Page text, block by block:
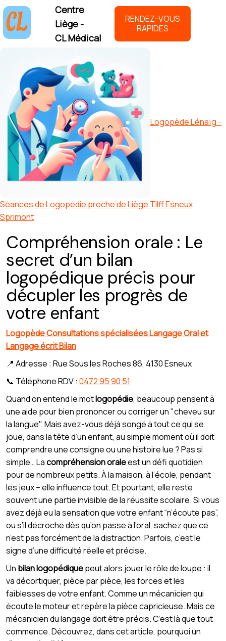
Centre
Liège -
CL Médical
RENDEZ-VOUS
RAPIDES
Logopède Lénaïg -
Séances de Logopédie proche de Liège Tilff Esneux
Sprimont
Compréhension orale : Le
secret d’un bilan
logopédique précis pour
décupler les progrès de
votre enfant
Logopède Consultations spécialisées Langage Oral et
Langage écrit Bilan
📍 Adresse : Rue Sous les Roches 86, 4130 Esneux
📞 Téléphone RDV : 0472 95 90 51
Quand on entend le motlogopédie, beaucoup pensent à
une aide pour bien prononcer ou corriger un "cheveu sur
la langue". Mais avez-vous déjà songé à tout ce qui se
joue, dans la tête d’un enfant, au simple moment où il doit
comprendre une consigne ou une histoire lue ? Pas si
simple… Lacompréhension oraleest un défi quotidien
pour de nombreux petits. À la maison, à l’école, pendant
les jeux – elle influence tout. Et pourtant, elle reste
souvent une partie invisible de la réussite scolaire. Si vous
avez déjà eu la sensation que votre enfant “n’écoute pas”,
ou s’il décroche dès qu’on passe à l’oral, sachez que ce
n’est pas forcément de la distraction. Parfois, c’est le
signe d’une difficulté réelle et précise.
Un bilan logopédiquepeut alors jouer le rôle de loupe : il
va décortiquer, pièce par pièce, les forces et les
faiblesses de votre enfant. Comme un mécanicien qui
écoute le moteur et repère la pièce capricieuse. Mais ce
mécanicien du langage doit être précis. C’est là que tout
commence. Découvrez, dans cet article, pourquoi un